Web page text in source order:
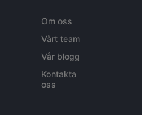
Om oss
Vårt team
Vår blogg
Kontakta
oss